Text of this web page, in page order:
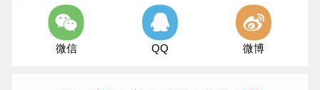
微信 QQ 微博